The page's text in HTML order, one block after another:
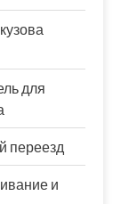
для
переезд
и